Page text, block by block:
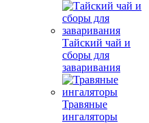
Тайский чай и
сборы для
заваривания
Травяные
ингаляторы